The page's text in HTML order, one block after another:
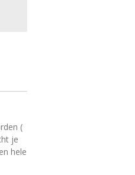
(
je
hele